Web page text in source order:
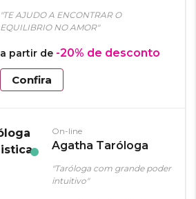
"TE AJUDO A ENCONTRAR O
EQUILIBRIO NO AMOR"
a partir de -20% de desconto
Confira
On-line
Agatha Taróloga
Terapeuta Holistica
"Taróloga com grande poder
intuitivo"